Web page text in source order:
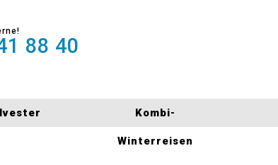
88 40
Kombi-
Winterreisen